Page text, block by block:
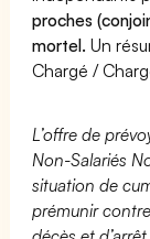
proches
mortel. Un
Chargé /
L’offre de
Non-Salariés
situation de
prémunir